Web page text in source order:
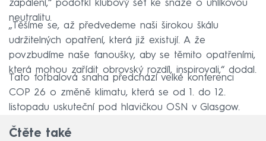
zapálení,“ podotkl klubový šéf ke snaze o uhlíkovou
neutralitu.
„Těšíme se, až předvedeme naši širokou škálu
udržitelných opatření, která již existují. A že
povzbudíme naše fanoušky, aby se těmito opatřeními,
která mohou zařídit obrovský rozdíl, inspirovali,“ dodal.
Tato fotbalová snaha předchází velké konferenci
COP 26 o změně klimatu, která se od 1. do 12.
listopadu uskuteční pod hlavičkou OSN v Glasgow.
Čtěte také